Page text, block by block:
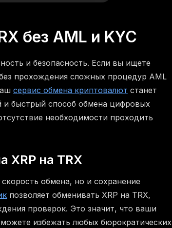
без AML и KYC
и безопасность. Если вы ищете
прохождения сложных процедур AML
сервис обмена криптовалют станет
быстрый способ обмена цифровых
необходимости проходить
XRP на TRX
обмена, но и сохранение
позволяет обменивать XRP на TRX,
проверок. Это значит, что ваши
избежать любых бюрократических